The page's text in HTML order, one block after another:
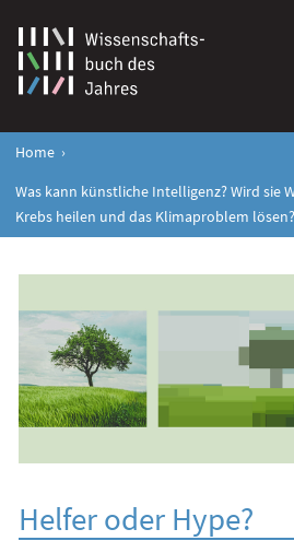
Home
Was kann künstliche Intelligenz? Wird sie
Krebs heilen und das Klimaproblem lösen?
Helfer oder Hype?